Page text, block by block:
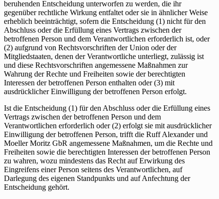
beruhenden Entscheidung unterworfen zu werden, die ihr
gegenüber rechtliche Wirkung entfaltet oder sie in ähnlicher Weise
erheblich beeinträchtigt, sofern die Entscheidung (1) nicht für den
Abschluss oder die Erfüllung eines Vertrags zwischen der
betroffenen Person und dem Verantwortlichen erforderlich ist, oder
(2) aufgrund von Rechtsvorschriften der Union oder der
Mitgliedstaaten, denen der Verantwortliche unterliegt, zulässig ist
und diese Rechtsvorschriften angemessene Maßnahmen zur
Wahrung der Rechte und Freiheiten sowie der berechtigten
Interessen der betroffenen Person enthalten oder (3) mit
ausdrücklicher Einwilligung der betroffenen Person erfolgt.
Ist die Entscheidung (1) für den Abschluss oder die Erfüllung eines
Vertrags zwischen der betroffenen Person und dem
Verantwortlichen erforderlich oder (2) erfolgt sie mit ausdrücklicher
Einwilligung der betroffenen Person, trifft die Ruff Alexander und
Moeller Moritz GbR angemessene Maßnahmen, um die Rechte und
Freiheiten sowie die berechtigten Interessen der betroffenen Person
zu wahren, wozu mindestens das Recht auf Erwirkung des
Eingreifens einer Person seitens des Verantwortlichen, auf
Darlegung des eigenen Standpunkts und auf Anfechtung der
Entscheidung gehört.